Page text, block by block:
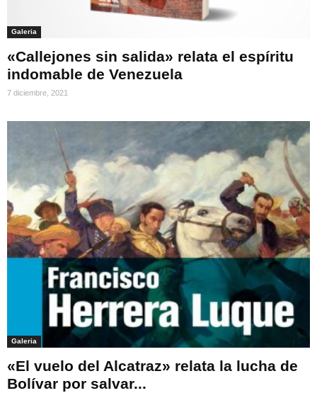
Galeria
«Callejones sin salida» relata el espíritu
indomable de Venezuela
7 diciembre, 2021
Galeria
«El vuelo del Alcatraz» relata la lucha de
Bolívar por salvar...